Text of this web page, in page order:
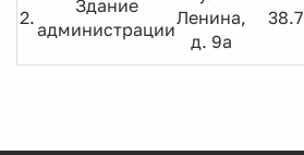
2.
Здание
администрации
Ленина,
д. 9а
38.7